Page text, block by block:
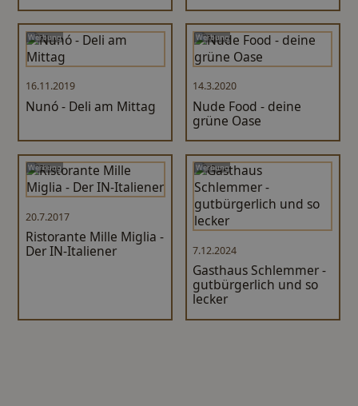
Werbung
16.11.2019
Nunó - Deli am Mittag
Werbung
14.3.2020
Nude Food - deine
grüne Oase
Werbung
20.7.2017
Ristorante Mille Miglia -
Der IN-Italiener
Werbung
7.12.2024
Gasthaus Schlemmer -
gutbürgerlich und so
lecker